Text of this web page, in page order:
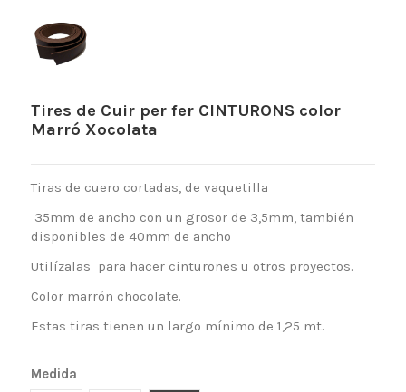
Tires de Cuir per fer CINTURONS color
Marró Xocolata
Tiras de cuero cortadas, de vaquetilla
35mm de ancho con un grosor de 3,5mm, también
disponibles de 40mm de ancho
Utilízalas para hacer cinturones u otros proyectos.
Color marrón chocolate.
Estas tiras tienen un largo mínimo de 1,25 mt.
Medida